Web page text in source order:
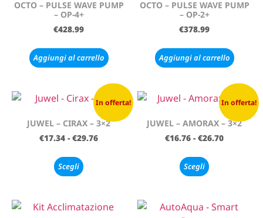
OCTO – PULSE WAVE PUMP
– OP-4+
€428.99
Aggiungi al carrello
OCTO – PULSE WAVE PUMP
– OP-2+
€378.99
Aggiungi al carrello
In offerta!
JUWEL – CIRAX – 3×2
€17.34 - €29.76
Scegli
In offerta!
JUWEL – AMORAX – 3×2
€16.76 - €26.70
Scegli